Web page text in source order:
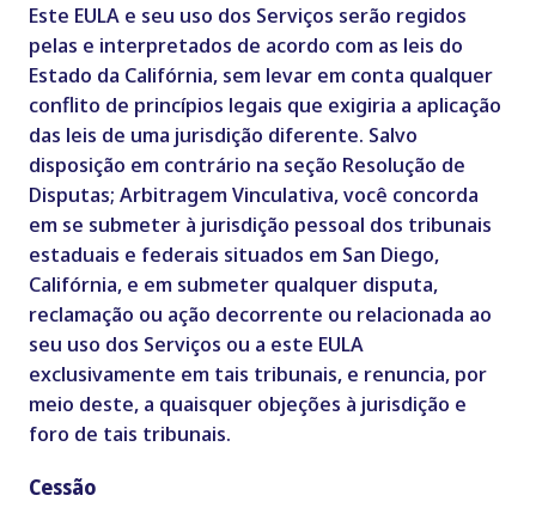
Este EULA e seu uso dos Serviços serão regidos
pelas e interpretados de acordo com as leis do
Estado da Califórnia, sem levar em conta qualquer
conflito de princípios legais que exigiria a aplicação
das leis de uma jurisdição diferente. Salvo
disposição em contrário na seção Resolução de
Disputas; Arbitragem Vinculativa, você concorda
em se submeter à jurisdição pessoal dos tribunais
estaduais e federais situados em San Diego,
Califórnia, e em submeter qualquer disputa,
reclamação ou ação decorrente ou relacionada ao
seu uso dos Serviços ou a este EULA
exclusivamente em tais tribunais, e renuncia, por
meio deste, a quaisquer objeções à jurisdição e
foro de tais tribunais.
Cessão